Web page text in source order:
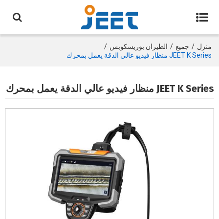
منزل / جميع / الطيران بوريسكوبس /
JEET K Series منظار فيديو عالي الدقة يعمل بمحرك
JEET K Series منظار فيديو عالي الدقة يعمل بمحرك